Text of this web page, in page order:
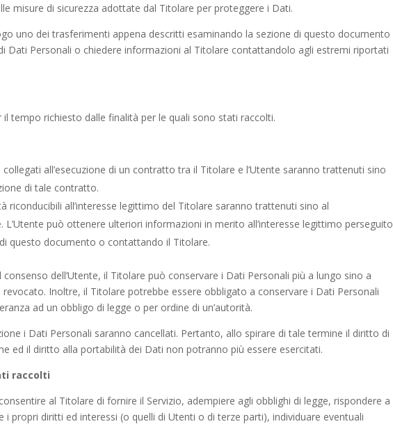
misure di sicurezza adottate dal Titolare per proteggere i Dati.
uno dei trasferimenti appena descritti esaminando la sezione di questo documento
Dati Personali o chiedere informazioni al Titolare contattandolo agli estremi riportati
tempo richiesto dalle finalità per le quali sono stati raccolti.
all’esecuzione di un contratto tra il Titolare e l’Utente saranno trattenuti sino
di tale contratto.
riconducibili all’interesse legittimo del Titolare saranno trattenuti sino al
L’Utente può ottenere ulteriori informazioni in merito all’interesse legittimo perseguito
questo documento o contattando il Titolare.
dell’Utente, il Titolare può conservare i Dati Personali più a lungo sino a
Inoltre, il Titolare potrebbe essere obbligato a conservare i Dati Personali
ad un obbligo di legge o per ordine di un’autorità.
i Dati Personali saranno cancellati. Pertanto, allo spirare di tale termine il diritto di
ed il diritto alla portabilità dei Dati non potranno più essere esercitati.
raccolti
al Titolare di fornire il Servizio, adempiere agli obblighi di legge, rispondere a
i propri diritti ed interessi (o quelli di Utenti o di terze parti), individuare eventuali